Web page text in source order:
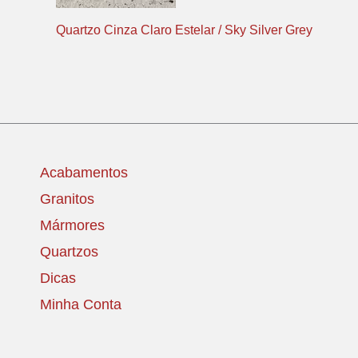
Quartzo Cinza Claro Estelar / Sky Silver Grey
Acabamentos
Granitos
Mármores
Quartzos
Dicas
Minha Conta